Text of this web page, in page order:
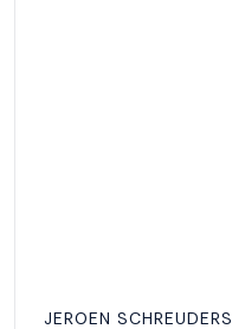
JEROEN SCHREUDERS